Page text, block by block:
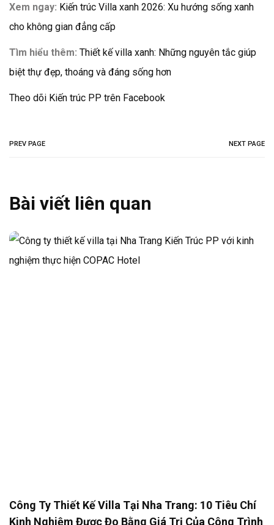
Xem ngay: Kiến trúc Villa xanh 2026: Xu hướng sống xanh
cho không gian đẳng cấp
Tìm hiểu thêm: Thiết kế villa xanh: Những nguyên tắc giúp
biệt thự đẹp, thoáng và đáng sống hơn
Theo dõi Kiến trúc PP trên Facebook
PREV PAGE NEXT PAGE
Bài viết liên quan
Công Ty Thiết Kế Villa Tại Nha Trang: 10 Tiêu Chí
Kinh Nghiệm Được Đo Bằng Giá Trị Của Công Trình